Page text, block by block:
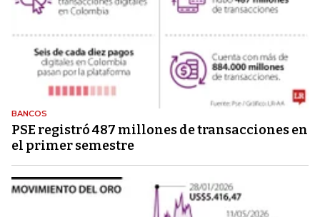
BANCOS
PSE registró 487 millones de transacciones en
el primer semestre